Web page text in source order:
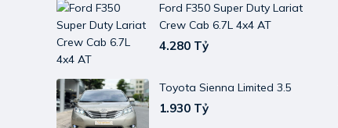
Ford F350 Super Duty Lariat
Crew Cab 6.7L 4x4 AT
4.280 Tỷ
Toyota Sienna Limited 3.5
1.930 Tỷ